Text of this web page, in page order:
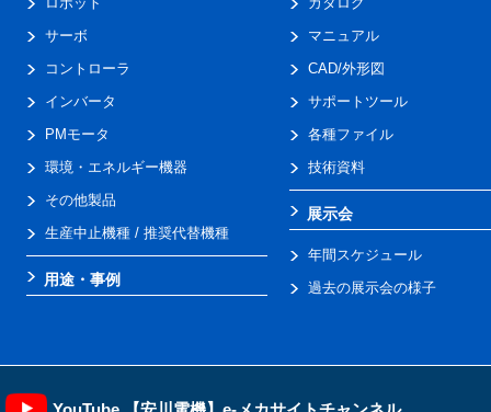
サーボ
コントローラ
インバータ
PMモータ
環境・エネルギー機器
その他製品
生産中止機種 / 推奨代替機種
用途・事例
マニュアル
CAD/外形図
サポートツール
各種ファイル
技術資料
展示会
年間スケジュール
過去の展示会の様子